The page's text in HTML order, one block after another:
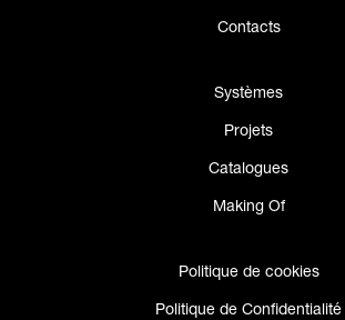
Contacts
Systèmes
Projets
Catalogues
Making Of
Politique de cookies
Politique de Confidentialité